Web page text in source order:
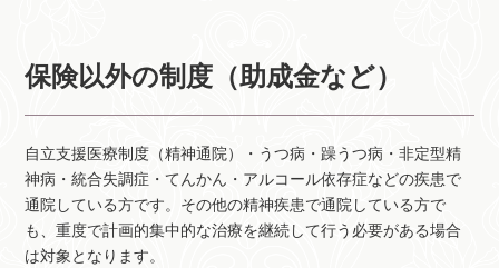
保険以外の制度（助成金など）
自立支援医療制度（精神通院）・うつ病・躁うつ病・非定型精
神病・統合失調症・てんかん・アルコール依存症などの疾患で
通院している方です。その他の精神疾患で通院している方で
も、重度で計画的集中的な治療を継続して行う必要がある場合
は対象となります。